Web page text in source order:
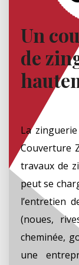
Un
de
La
Couverture
travaux de
peut se
l’entretien
(noues,
cheminée,
une